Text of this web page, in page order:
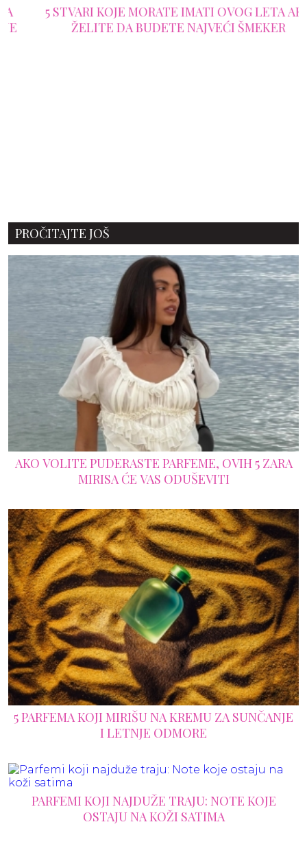
5 STVARI KOJE MORATE IMATI OVOG LETA AKO
ŽELITE DA BUDETE NAJVEĆI ŠMEKER
PROČITAJTE JOŠ
AKO VOLITE PUDERASTE PARFEME, OVIH 5 ZARA
MIRISA ĆE VAS ODUŠEVITI
5 PARFEMA KOJI MIRIŠU NA KREMU ZA SUNČANJE
I LETNJE ODMORE
PARFEMI KOJI NAJDUŽE TRAJU: NOTE KOJE
OSTAJU NA KOŽI SATIMA